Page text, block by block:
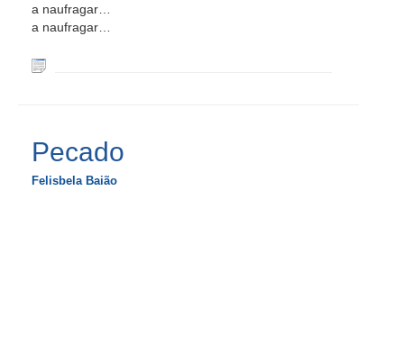
a naufragar…
a naufragar…
Pecado
Felisbela Baião